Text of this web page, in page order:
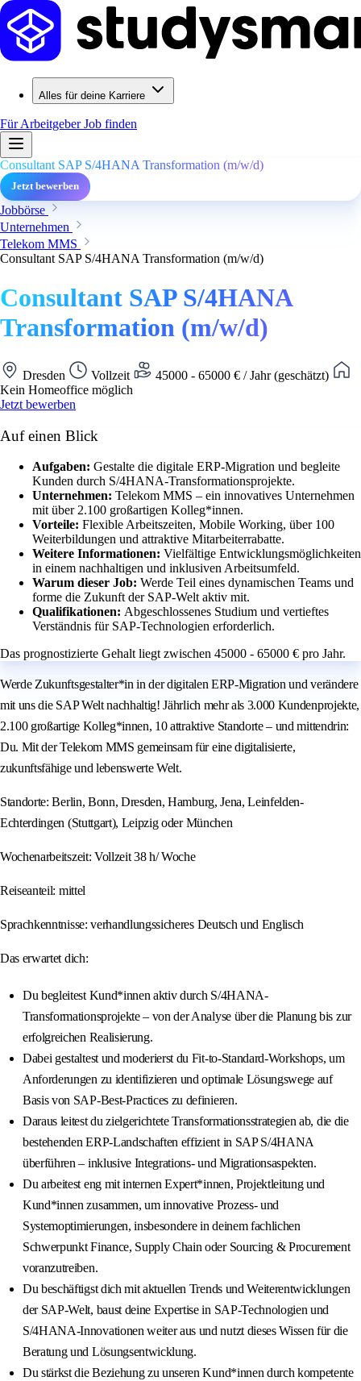
Alles für deine Karriere
Für ArbeitgeberJob finden
Consultant SAP S/4HANA Transformation (m/w/d)
Jetzt bewerben
Jobbörse
Unternehmen
Telekom MMS
Consultant SAP S/4HANA Transformation (m/w/d)
Consultant SAP S/4HANA
Transformation (m/w/d)
Dresden Vollzeit
45000 - 65000 € / Jahr (geschätzt)
Kein Homeoffice möglich
Jetzt bewerben
Auf einen Blick
Aufgaben: Gestalte die digitale ERP-Migration und begleite
Kunden durch S/4HANA-Transformationsprojekte.
Unternehmen: Telekom MMS – ein innovatives Unternehmen
mit über 2.100 großartigen Kolleg*innen.
Vorteile: Flexible Arbeitszeiten, Mobile Working, über 100
Weiterbildungen und attraktive Mitarbeiterrabatte.
Weitere Informationen: Vielfältige Entwicklungsmöglichkeiten
in einem nachhaltigen und inklusiven Arbeitsumfeld.
Warum dieser Job: Werde Teil eines dynamischen Teams und
forme die Zukunft der SAP-Welt aktiv mit.
Qualifikationen: Abgeschlossenes Studium und vertieftes
Verständnis für SAP-Technologien erforderlich.
Das prognostizierte Gehalt liegt zwischen 45000 - 65000 € pro Jahr.
Werde Zukunftsgestalter*in in der digitalen ERP-Migration und verändere
mit uns die SAP Welt nachhaltig! Jährlich mehr als 3.000 Kundenprojekte,
2.100 großartige Kolleg*innen, 10 attraktive Standorte – und mittendrin:
Du. Mit der Telekom MMS gemeinsam für eine digitalisierte,
zukunftsfähige und lebenswerte Welt.
Standorte: Berlin, Bonn, Dresden, Hamburg, Jena, Leinfelden-
Echterdingen (Stuttgart), Leipzig oder München
Wochenarbeitszeit: Vollzeit 38 h/ Woche
Reiseanteil: mittel
Sprachkenntnisse: verhandlungssicheres Deutsch und Englisch
Das erwartet dich:
Du begleitest Kund*innen aktiv durch S/4HANA-
Transformationsprojekte – von der Analyse über die Planung bis zur
erfolgreichen Realisierung.
Dabei gestaltest und moderierst du Fit-to-Standard-Workshops, um
Anforderungen zu identifizieren und optimale Lösungswege auf
Basis von SAP-Best-Practices zu definieren.
Daraus leitest du zielgerichtete Transformationsstrategien ab, die die
bestehenden ERP-Landschaften effizient in SAP S/4HANA
überführen – inklusive Integrations- und Migrationsaspekten.
Du arbeitest eng mit internen Expert*innen, Projektleitung und
Kund*innen zusammen, um innovative Prozess- und
Systemoptimierungen, insbesondere in deinem fachlichen
Schwerpunkt Finance, Supply Chain oder Sourcing & Procurement
voranzutreiben.
Du beschäftigst dich mit aktuellen Trends und Weiterentwicklungen
der SAP-Welt, baust deine Expertise in SAP-Technologien und
S/4HANA-Innovationen weiter aus und nutzt dieses Wissen für die
Beratung und Lösungsentwicklung.
Du stärkst die Beziehung zu unseren Kund*innen durch kompetente